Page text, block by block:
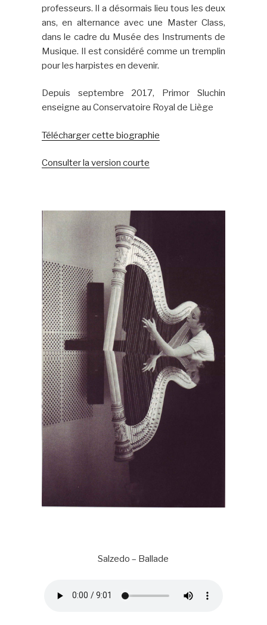
professeurs. Il a désormais lieu tous les deux
ans, en alternance avec une Master Class,
dans le cadre du Musée des Instruments de
Musique. Il est considéré comme un tremplin
pour les harpistes en devenir.
Depuis septembre 2017, Primor Sluchin
enseigne au Conservatoire Royal de Liège
Télécharger cette biographie
Consulter la version courte
Salzedo – Ballade